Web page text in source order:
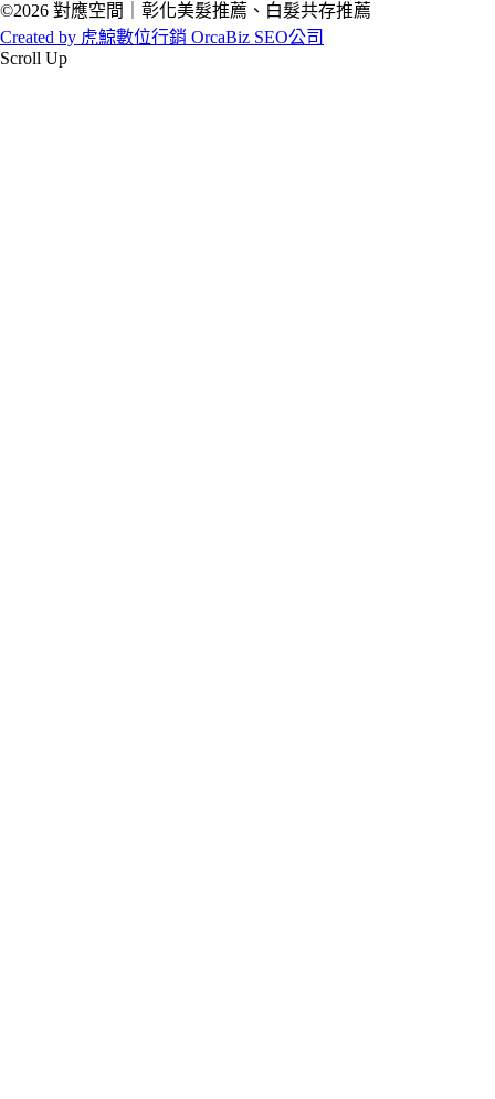
©2026 對應空間｜彰化美髮推薦、白髮共存推薦
Created by 虎鯨數位行銷 OrcaBiz SEO公司
Scroll Up